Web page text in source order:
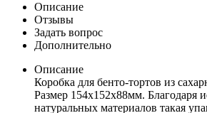
Описание
Отзывы
Задать вопрос
Дополнительно
Описание
Коробка для бенто-тортов из
Размер 154х152х88мм. Благодаря
натуральных материалов такая